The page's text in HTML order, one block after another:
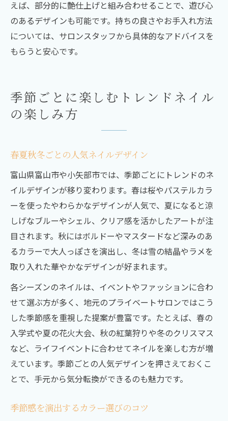
えば、部分的に艶仕上げと組み合わせることで、遊び心
のあるデザインも可能です。持ちの良さやお手入れ方法
については、サロンスタッフから具体的なアドバイスを
もらうと安心です。
季節ごとに楽しむトレンドネイル
の楽しみ方
春夏秋冬ごとの人気ネイルデザイン
富山県富山市や小矢部市では、季節ごとにトレンドのネ
イルデザインが移り変わります。春は桜やパステルカラ
ーを使ったやわらかなデザインが人気で、夏になると涼
しげなブルーやシェル、クリア感を活かしたアートが注
目されます。秋にはボルドーやマスタードなど深みのあ
るカラーで大人っぽさを演出し、冬は雪の結晶やラメを
取り入れた華やかなデザインが好まれます。
各シーズンのネイルは、イベントやファッションに合わ
せて選ぶ方が多く、地元のプライベートサロンではこう
した季節感を重視した提案が豊富です。たとえば、春の
入学式や夏の花火大会、秋の紅葉狩りや冬のクリスマス
など、ライフイベントに合わせてネイルを楽しむ方が増
えています。季節ごとの人気デザインを押さえておくこ
とで、手元から気分転換ができるのも魅力です。
季節感を演出するカラー選びのコツ